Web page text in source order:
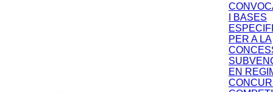
I BASES
PER A LA
EN